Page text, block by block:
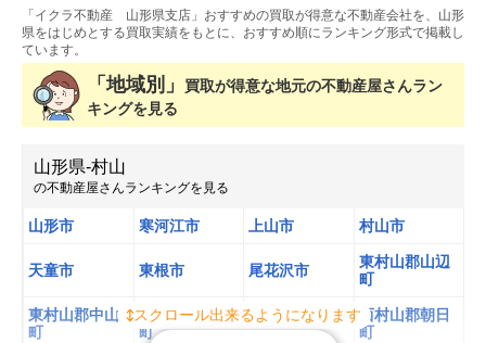
不動産会社を探す
物件の価格を知る
不動産会社向け情報
「イクラ不動産 山形県支店」おすすめの買取が得意な不動産会社を、 山形
県をはじめとする買取実績をもとに、おすすめ順にランキング形式で掲載し
ています。
「地域別」 買取が得意な地元の不動産屋さんラン
キングを見る
山形県-村山
の不動産屋さんランキングを見る
山形市 寒河江市 上山市 村山市
天童市 東根市 尾花沢市
東村山郡山辺
町
東村山郡中山
町
西村山郡河北
町
西村山郡西川
町
西村山郡朝日
町
スクロール出来るようになります
スクロール出来るようになります
スクロール出来るようになります
スクロール出来るようになります